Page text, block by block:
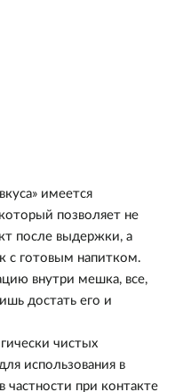
имеется
позволяет не
после выдержки, а
с готовым напитком.
внутри мешка, все,
достать его и
чистых
использования в
при контакте